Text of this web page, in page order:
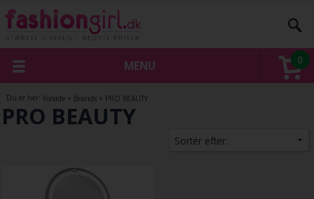
0
MENU
Du er her: Forside » Brands » PRO BEAUTY
PRO BEAUTY